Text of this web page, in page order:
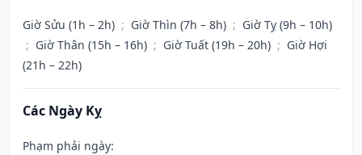
Giờ Sửu (1h – 2h) ; Giờ Thìn (7h – 8h) ; Giờ Tỵ (9h – 10h)
; Giờ Thân (15h – 16h) ; Giờ Tuất (19h – 20h) ; Giờ Hợi
(21h – 22h)
Các Ngày Kỵ
Phạm phải ngày: